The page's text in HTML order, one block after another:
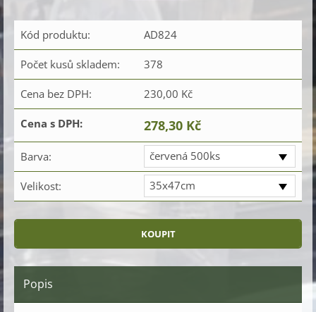
Kód produktu: AD824
Počet kusů skladem: 378
Cena bez DPH: 230,00 Kč
Cena s DPH: 278,30 Kč
Barva: červená 500ks
Velikost: 35x47cm
Popis